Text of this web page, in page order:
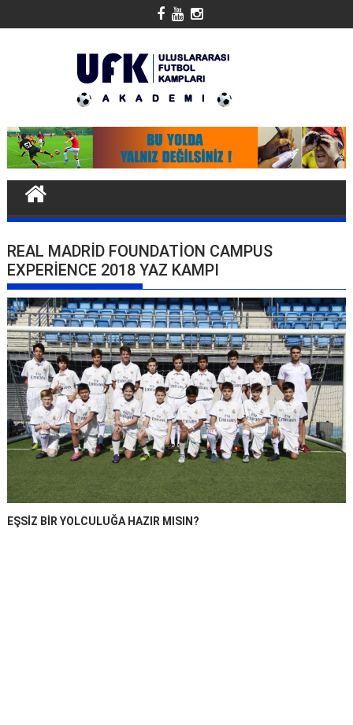
REAL MADRID FOUNDATION CAMPUS
EXPERIENCE 2018 YAZ KAMPI
EŞSİZ BİR YOLCULUĞA HAZIR MISIN?